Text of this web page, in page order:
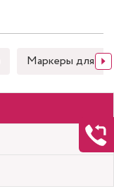
Маркеры для